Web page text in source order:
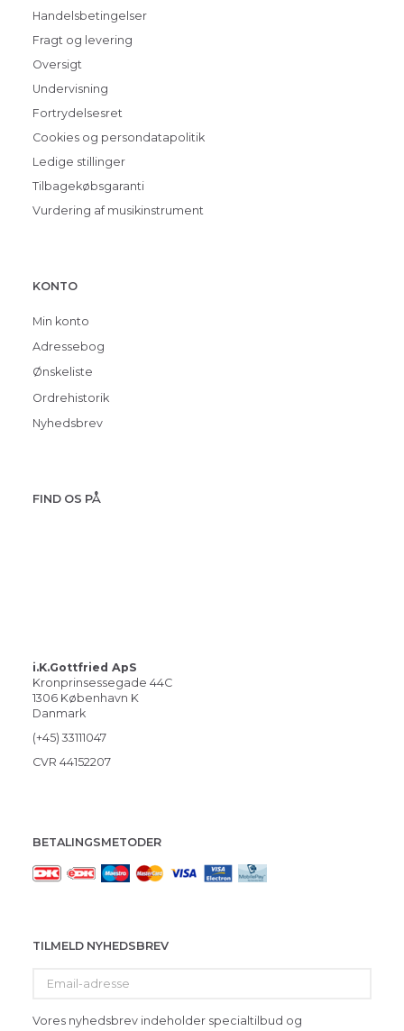
Handelsbetingelser
Fragt og levering
Oversigt
Undervisning
Fortrydelsesret
Cookies og persondatapolitik
Ledige stillinger
Tilbagekøbsgaranti
Vurdering af musikinstrument
KONTO
Min konto
Adressebog
Ønskeliste
Ordrehistorik
Nyhedsbrev
FIND OS PÅ
i.K.Gottfried ApS
Kronprinsessegade 44C
1306 København K
Danmark
(+45) 33111047
CVR 44152207
BETALINGSMETODER
TILMELD NYHEDSBREV
adresse
Vores nyhedsbrev indeholder specialtilbud og